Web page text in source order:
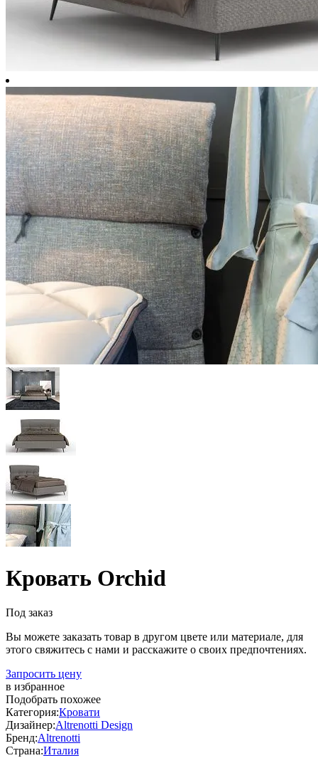
Кровать Orchid
Под заказ
Вы можете заказать товар в другом цвете или материале, для
этого свяжитесь с нами и расскажите о своих предпочтениях.
Запросить цену
в избранное
Подобрать похожее
Категория:Кровати
Дизайнер:Altrenotti Design
Бренд:Altrenotti
Страна:Италия